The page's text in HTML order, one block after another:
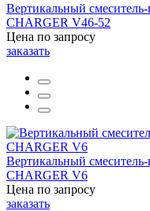
Вертикальный
CHARGER V46-52
Цена по запросу
заказать
Вертикальный
CHARGER V6
Цена по запросу
заказать